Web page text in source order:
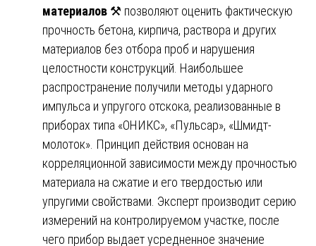
материалов ⚒️ позволяют оценить фактическую
прочность бетона, кирпича, раствора и других
материалов без отбора проб и нарушения
целостности конструкций. Наибольшее
распространение получили методы ударного
импульса и упругого отскока, реализованные в
приборах типа «ОНИКС», «Пульсар», «Шмидт-
молоток». Принцип действия основан на
корреляционной зависимости между прочностью
материала на сжатие и его твердостью или
упругими свойствами. Эксперт производит серию
измерений на контролируемом участке, после
чего прибор выдает усредненное значение